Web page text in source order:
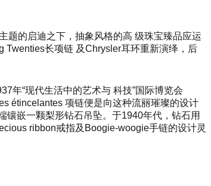
题的启迪之下，抽象风格的高 级珠宝臻品应运
Twenties长项链 及Chrysler耳环重新演绎，后
年“现代生活中的艺术与 科技”国际博览会
étincelantes 项链便是向这种流丽璀璨的设计
嵌一颗梨形钻石吊坠。于1940年代，钻石用
ribbon戒指及Boogie-woogie手链的设计灵